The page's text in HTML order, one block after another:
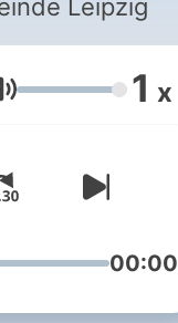
Leipzig
Hangerő 1 x
00:00